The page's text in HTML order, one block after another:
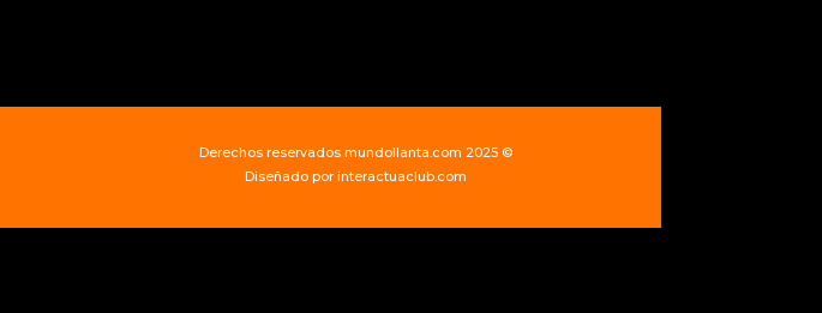
Derechos reservados mundollanta.com 2025 ©
Diseñado porinteractuaclub.com